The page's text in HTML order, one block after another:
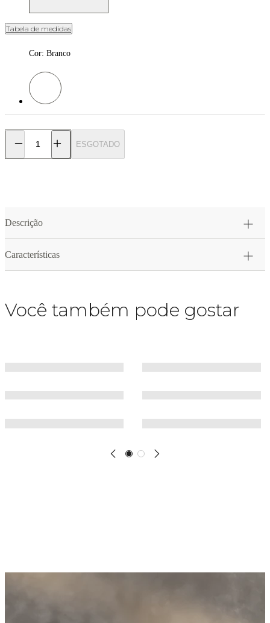
Tabela de medidas
Cor: Branco
Cor: Branco
ESGOTADO
Descrição
Características
Você também pode gostar